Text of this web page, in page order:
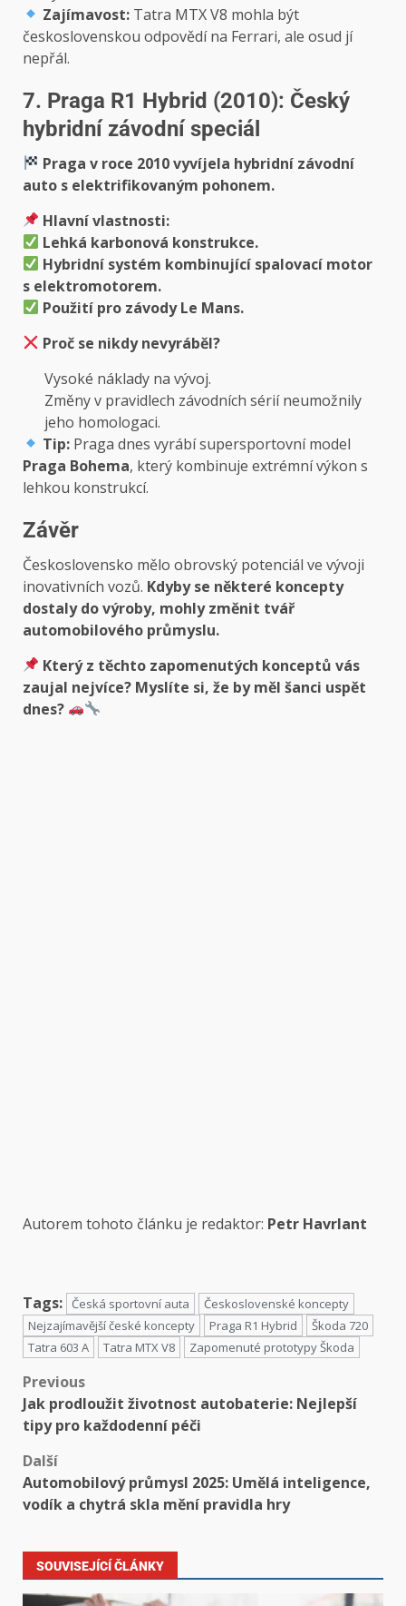
Zajímavost: Tatra MTX V8 mohla být
československou odpovědí na Ferrari, ale osud jí
nepřál.
7. Praga R1 Hybrid (2010): Český
hybridní závodní speciál
Praga v roce 2010 vyvíjela hybridní závodní
auto s elektrifikovaným pohonem.
Hlavní vlastnosti:
Lehká karbonová konstrukce.
Hybridní systém kombinující spalovací motor
s elektromotorem.
Použití pro závody Le Mans.
Proč se nikdy nevyráběl?
Vysoké náklady na vývoj.
Změny v pravidlech závodních sérií neumožnily
jeho homologaci.
Tip: Praga dnes vyrábí supersportovní model
Praga Bohema, který kombinuje extrémní výkon s
lehkou konstrukcí.
Závěr
Československo mělo obrovský potenciál ve vývoji
inovativních vozů. Kdyby se některé koncepty
dostaly do výroby, mohly změnit tvář
automobilového průmyslu.
Který z těchto zapomenutých konceptů vás
zaujal nejvíce? Myslíte si, že by měl šanci uspět
dnes?
Autorem tohoto článku je redaktor: Petr Havrlant
Tags: Česká sportovní auta
Československé koncepty
Nejzajímavější české koncepty
Praga R1 Hybrid
Škoda 720
Tatra 603 A
Tatra MTX V8 Zapomenuté prototypy Škoda
Previous
Jak prodloužit životnost autobaterie: Nejlepší
tipy pro každodenní péči
Další
Automobilový průmysl 2025: Umělá inteligence,
vodík a chytrá skla mění pravidla hry
SOUVISEJÍCÍ ČLÁNKY